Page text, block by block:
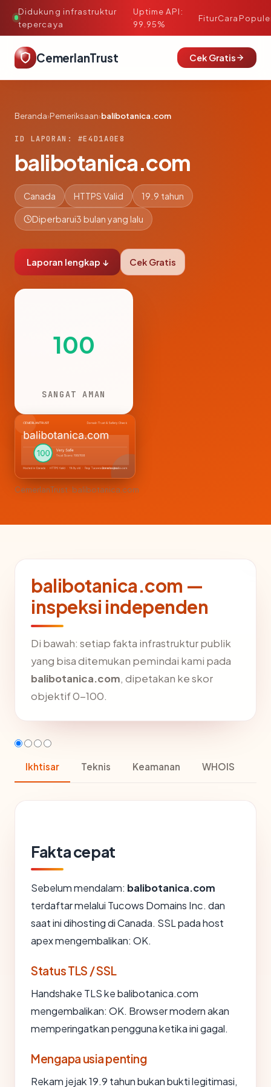
Didukung infrastruktur
tepercaya
·
Uptime API:
99.95%
FiturCara
CemerlanTrust Cek Gratis
Beranda›Pemeriksaan›balibotanica.com
ID LAPORAN: #E4D1A0E8
balibotanica.com
Canada HTTPS Valid 19.9 tahun
Diperbarui3 bulan yang lalu
Laporan lengkap ↓ Cek Gratis
100
SANGAT AMAN
CemerlanTrust · balibotanica.com
balibotanica.com —
inspeksi independen
Di bawah: setiap fakta infrastruktur publik
yang bisa ditemukan pemindai kami pada
balibotanica.com, dipetakan ke skor
objektif 0-100.
Ikhtisar Teknis Keamanan WHOIS
Fakta cepat
Sebelum mendalam: balibotanica.com
terdaftar melalui Tucows Domains Inc. dan
saat ini dihosting di Canada. SSL pada host
apex mengembalikan: OK.
Status TLS / SSL
Handshake TLS ke balibotanica.com
mengembalikan: OK. Browser modern akan
memperingatkan pengguna ketika ini gagal.
Mengapa usia penting
Rekam jejak 19.9 tahun bukan bukti legitimasi,